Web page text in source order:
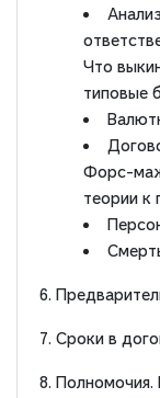
Что
типовые
Форс-
теории к
6.
7. Сроки в
8. Полномочия.